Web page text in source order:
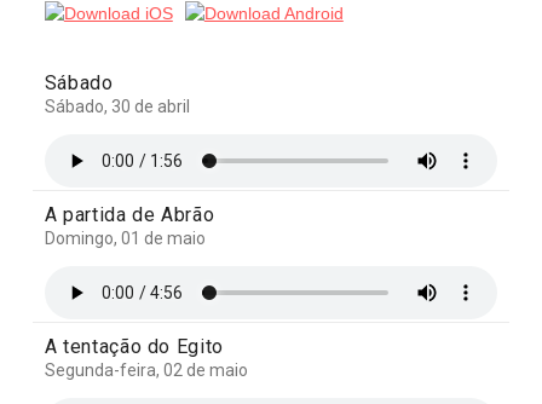
Sábado
Sábado, 30 de abril
A partida de Abrão
Domingo, 01 de maio
A tentação do Egito
Segunda-feira, 02 de maio